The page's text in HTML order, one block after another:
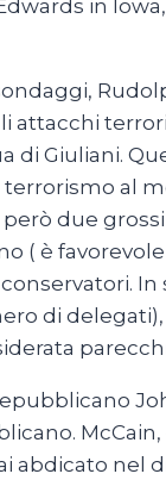
in
di Giuliani.
al
due
( è favorevole
In
di delegati),
McCain,
abdicato nel